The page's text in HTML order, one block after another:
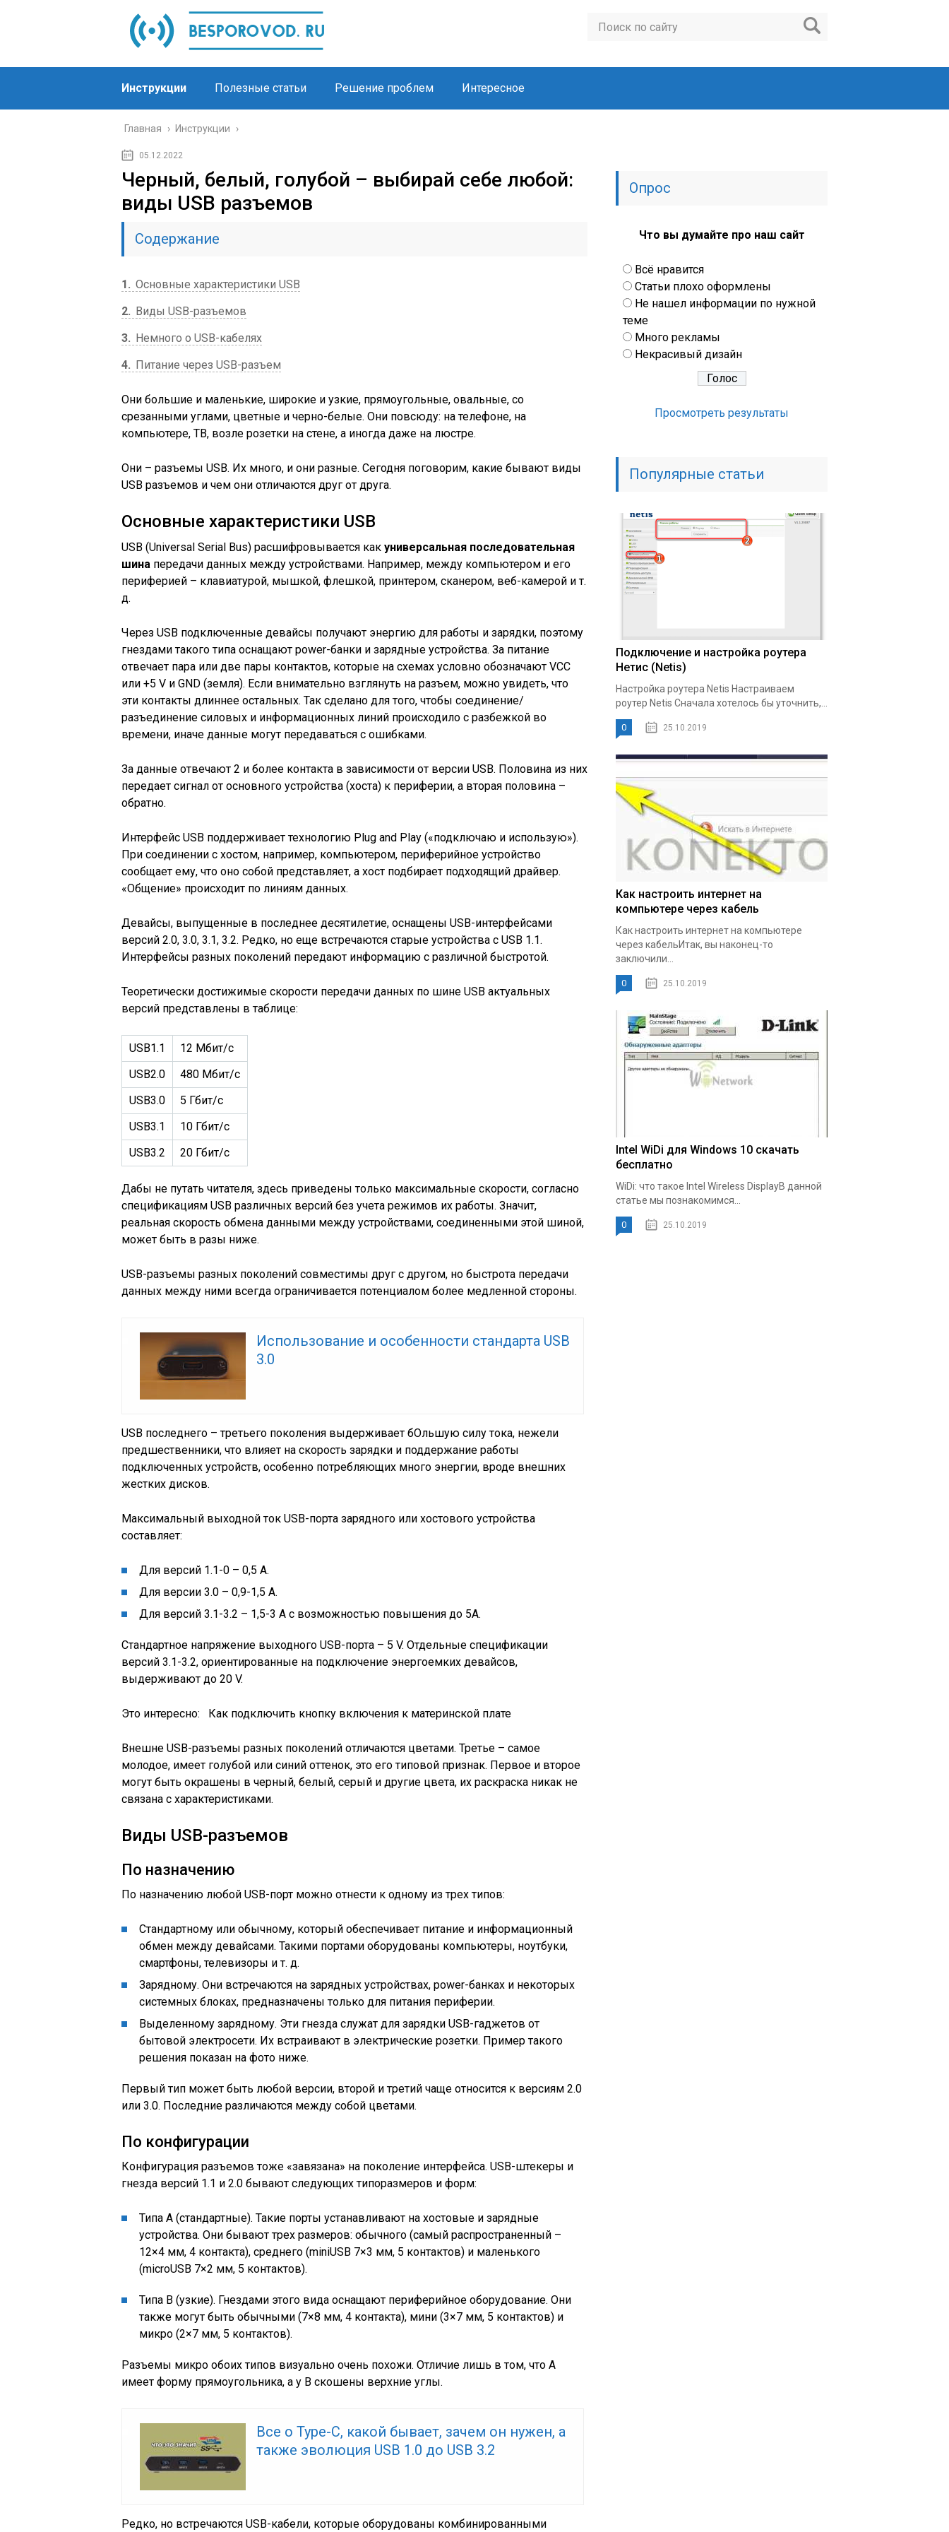
Инструкции Полезные статьи Решение проблем Интересное
Главная › Инструкции ›
05.12.2022
Черный, белый, голубой – выбирай себе любой:
виды USB разъемов
Содержание
1
Основные характеристики USB
2
Виды USB-разъемов
3
Немного о USB-кабелях
4
Питание через USB-разъем
Они большие и маленькие, широкие и узкие, прямоугольные, овальные, со
срезанными углами, цветные и черно-белые. Они повсюду: на телефоне, на
компьютере, ТВ, возле розетки на стене, а иногда даже на люстре.
Они – разъемы USB. Их много, и они разные. Сегодня поговорим, какие бывают виды
USB разъемов и чем они отличаются друг от друга.
Основные характеристики USB
USB (Universal Serial Bus) расшифровывается как универсальная последовательная
шина передачи данных между устройствами. Например, между компьютером и его
периферией – клавиатурой, мышкой, флешкой, принтером, сканером, веб-камерой и т.
д.
Через USB подключенные девайсы получают энергию для работы и зарядки, поэтому
гнездами такого типа оснащают power-банки и зарядные устройства. За питание
отвечает пара или две пары контактов, которые на схемах условно обозначают VCC
или +5 V и GND (земля). Если внимательно взглянуть на разъем, можно увидеть, что
эти контакты длиннее остальных. Так сделано для того, чтобы соединение/
разъединение силовых и информационных линий происходило с разбежкой во
времени, иначе данные могут передаваться с ошибками.
За данные отвечают 2 и более контакта в зависимости от версии USB. Половина из них
передает сигнал от основного устройства (хоста) к периферии, а вторая половина –
обратно.
Интерфейс USB поддерживает технологию Plug and Play («подключаю и использую»).
При соединении с хостом, например, компьютером, периферийное устройство
сообщает ему, что оно собой представляет, а хост подбирает подходящий драйвер.
«Общение» происходит по линиям данных.
Девайсы, выпущенные в последнее десятилетие, оснащены USB-интерфейсами
версий 2.0, 3.0, 3.1, 3.2. Редко, но еще встречаются старые устройства с USB 1.1.
Интерфейсы разных поколений передают информацию с различной быстротой.
Теоретически достижимые скорости передачи данных по шине USB актуальных
версий представлены в таблице:
USB1.1
12 Мбит/с
USB2.0
480 Мбит/с
USB3.0
5 Гбит/с
USB3.1
10 Гбит/с
USB3.2
20 Гбит/с
Дабы не путать читателя, здесь приведены только максимальные скорости, согласно
спецификациям USB различных версий без учета режимов их работы. Значит,
реальная скорость обмена данными между устройствами, соединенными этой шиной,
может быть в разы ниже.
USB-разъемы разных поколений совместимы друг с другом, но быстрота передачи
данных между ними всегда ограничивается потенциалом более медленной стороны.
Использование и особенности стандарта USB
3.0
USB последнего – третьего поколения выдерживает бОльшую силу тока, нежели
предшественники, что влияет на скорость зарядки и поддержание работы
подключенных устройств, особенно потребляющих много энергии, вроде внешних
жестких дисков.
Максимальный выходной ток USB-порта зарядного или хостового устройства
составляет:
Для версий 1.1-0 – 0,5 А.
Для версии 3.0 – 0,9-1,5 А.
Для версий 3.1-3.2 – 1,5-3 А с возможностью повышения до 5A.
Стандартное напряжение выходного USB-порта – 5 V. Отдельные спецификации
версий 3.1-3.2, ориентированные на подключение энергоемких девайсов,
выдерживают до 20 V.
Это интересно: Как подключить кнопку включения к материнской плате
Внешне USB-разъемы разных поколений отличаются цветами. Третье – самое
молодое, имеет голубой или синий оттенок, это его типовой признак. Первое и второе
могут быть окрашены в черный, белый, серый и другие цвета, их раскраска никак не
связана с характеристиками.
Виды USB-разъемов
По назначению
По назначению любой USB-порт можно отнести к одному из трех типов:
Стандартному или обычному, который обеспечивает питание и информационный
обмен между девайсами. Такими портами оборудованы компьютеры, ноутбуки,
смартфоны, телевизоры и т. д.
Зарядному. Они встречаются на зарядных устройствах, power-банках и некоторых
системных блоках, предназначены только для питания периферии.
Выделенному зарядному. Эти гнезда служат для зарядки USB-гаджетов от
бытовой электросети. Их встраивают в электрические розетки. Пример такого
решения показан на фото ниже.
Первый тип может быть любой версии, второй и третий чаще относится к версиям 2.0
или 3.0. Последние различаются между собой цветами.
По конфигурации
Конфигурация разъемов тоже «завязана» на поколение интерфейса. USB-штекеры и
гнезда версий 1.1 и 2.0 бывают следующих типоразмеров и форм:
Типа А (стандартные). Такие порты устанавливают на хостовые и зарядные
устройства. Они бывают трех размеров: обычного (самый распространенный –
12×4 мм, 4 контакта), среднего (miniUSB 7×3 мм, 5 контактов) и маленького
(microUSB 7×2 мм, 5 контактов).
Типа B (узкие). Гнездами этого вида оснащают периферийное оборудование. Они
также могут быть обычными (7×8 мм, 4 контакта), мини (3×7 мм, 5 контактов) и
микро (2×7 мм, 5 контактов).
Разъемы микро обоих типов визуально очень похожи. Отличие лишь в том, что А
имеет форму прямоугольника, а у B скошены верхние углы.
Все о Type-C, какой бывает, зачем он нужен, а
также эволюция USB 1.0 до USB 3.2
Редко, но встречаются USB-кабели, которые оборудованы комбинированными
Опрос
Что вы думайте про наш сайт
Всё нравится
Статьи плохо оформлены
Не нашел информации по нужной
теме
Много рекламы
Некрасивый дизайн
Просмотреть результаты
Популярные статьи
Подключение и настройка роутера
Нетис (Netis)
Настройка роутера Netis Настраиваем
роутер Netis Сначала хотелось бы уточнить,...
0 25.10.2019
Как настроить интернет на
компьютере через кабель
Как настроить интернет на компьютере
через кабельИтак, вы наконец-то
заключили...
0 25.10.2019
Intel WiDi для Windows 10 скачать
бесплатно
WiDi: что такое Intel Wireless DisplayВ данной
статье мы познакомимся...
0 25.10.2019